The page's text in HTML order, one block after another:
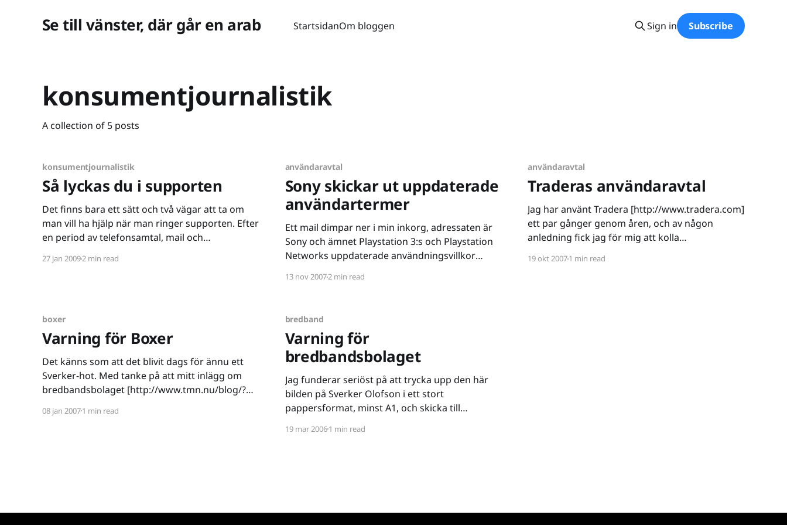
Se till vänster, där går en arab StartsidanOm bloggen Sign in Subscribe
konsumentjournalistik
A collection of 5 posts
konsumentjournalistik
Så lyckas du i supporten
Det finns bara ett sätt och två vägar att ta om
man vill ha hjälp när man ringer supporten. Efter
en period av telefonsamtal, mail och
att jag hittat två lösningar som faktiskt gett mig
27 jan 20092 min read
användaravtal
Sony skickar ut uppdaterade
användartermer
Ett mail dimpar ner i min inkorg, adressaten är
Sony och ämnet Playstation 3:s och Playstation
Networks uppdaterade användningsvillkor
T.F4pmwG]. Ett stort misstag. Min okunnighet
nyfiken, men
13 nov 20072 min read
användaravtal
Traderas användaravtal
Jag har använt Tradera [http://www.tradera.com]
ett par gånger genom åren, och av någon
anledning fick jag för mig att kolla
INFORMATION, underrubrik "Rättigheter"
19 okt 20071 min read
boxer
Varning för Boxer
Det känns som att det blivit dags för ännu ett
Sverker-hot. Med tanke på att mitt inlägg om
bredbandsbolaget [http://www.tmn.nu/blog/?
bjuda på ännu mer konsumentjournalistik. Akta
08 jan 20071 min read
bredband
Varning för
bredbandsbolaget
Jag funderar seriöst på att trycka upp den här
bilden på Sverker Olofson i ett stort
pappersformat, minst A1, och skicka till
föräldrar hade tröttnat på Tele2s ADSL och valde
19 mar 20061 min read